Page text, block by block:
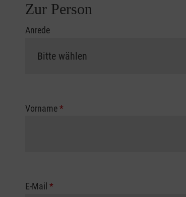
Zur Person
Anrede
Vorname*
E-Mail *